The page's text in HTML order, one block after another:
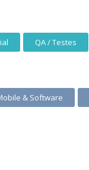
QA / Testes
& Software